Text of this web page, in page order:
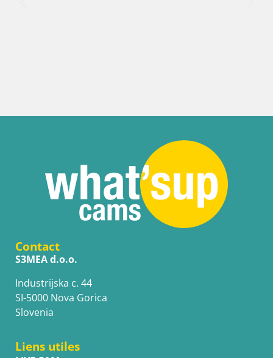
Contact
S3MEA d.o.o.
Industrijska c. 44
SI-5000 Nova Gorica
Slovenia
Liens utiles